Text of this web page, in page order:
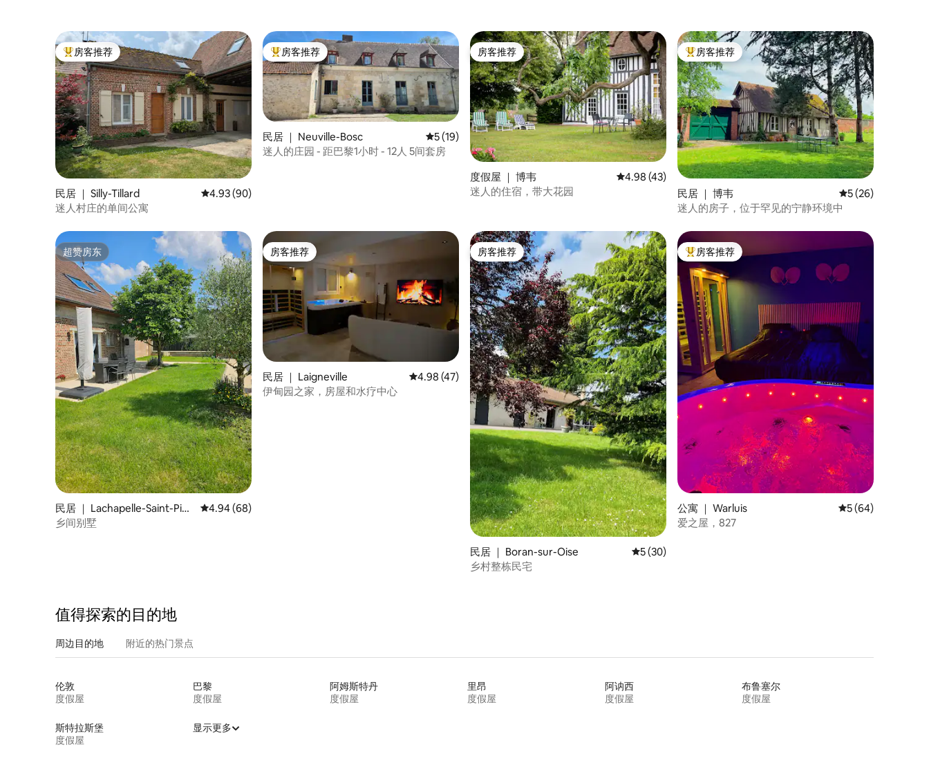
热门「房客推荐」
房客推荐
民居 ｜ Silly-Tillard 平均评分 4.93 分（满分 5 分），共 90 条评价
4.93 (90)
迷人村庄的单间公寓
热门「房客推荐」
房客推荐
民居 ｜ Neuville-Bosc 平均评分 5 分（满分 5 分），共 19 条评价
5 (19)
迷人的庄园 - 距巴黎1小时 - 12人 5间套房
房客推荐
房客推荐
度假屋 ｜ 博韦 平均评分 4.98 分（满分 5 分），共 43 条评价
4.98 (43)
迷人的住宿，带大花园
热门「房客推荐」
房客推荐
民居 ｜ 博韦 平均评分 5 分（满
5 (26)
迷人的房子，位于罕见的宁静环境中
超赞房东
超赞房东
民居 ｜ Lachapelle-Saint-Pier
re
平均评分 4.94 分（满分 5 分），共 68 条评价
4.94 (68)
乡间别墅
房客推荐
房客推荐
民居 ｜ Laigneville 平均评分 4.98 分（满分 5 分），共 47 条评价
4.98 (47)
伊甸园之家，房屋和水疗中心
房客推荐
房客推荐
民居 ｜ Boran-sur-Oise 平均评分 5 分（满分 5 分），共 30 条评价
5 (30)
乡村整栋民宅
热门「房客推荐」
房客推荐
公寓 ｜ Warluis 平均评分 5 分（满
5 (64)
爱之屋，827
值得探索的目的地
周边目的地 附近的热门景点
伦敦
度假屋
巴黎
度假屋
阿姆斯特丹
度假屋
里昂
度假屋
阿讷西
度假屋
布鲁塞尔
度假屋
斯特拉斯堡
度假屋
显示更多